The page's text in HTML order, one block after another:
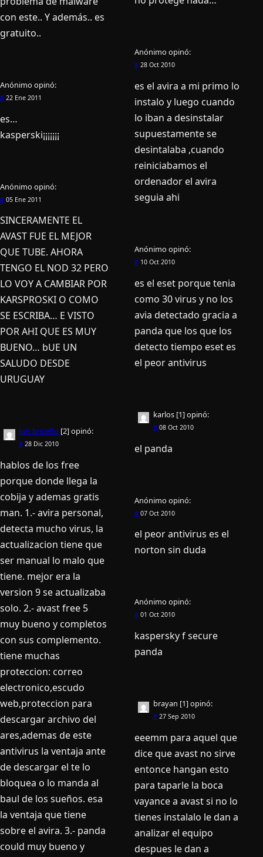
con este.. Y además.. es
gratuito..
Anónimo opinó:
# 22 Ene 2011
es…
kasperski¡¡¡¡¡¡¡
Anónimo opinó:
# 05 Ene 2011
SINCERAMENTE EL
AVAST FUE EL MEJOR
QUE TUBE. AHORA
TENGO EL NOD 32 PERO
LO VOY A CAMBIAR POR
KARSPROSKI O COMO
SE ESCRIBA… E VISTO
POR AHI QUE ES MUY
BUENO… bUE UN
SALUDO DESDE
URUGUAY
luis briceño [2]opinó:
# 28 Dic 2010
hablos de los free
porque donde llega la
cobija y ademas gratis
man. 1.- avira personal,
detecta mucho virus, la
actualizacion tiene que
ser manual lo malo que
tiene. mejor era la
version 9 se actualizaba
solo. 2.- avast free 5
muy bueno y completos
con sus complemento.
tiene muchas
proteccion: correo
electronico,escudo
web,proteccion para
descargar archivo del
ares,ademas de este
antivirus la ventaja ante
de descargar el te lo
bloquea o lo manda al
baul de los sueños. esa
la ventaja que tiene
sobre el avira. 3.- panda
could muy bueno y
Anónimo opinó:
#28 Oct 2010
es el avira a mi primo lo
instalo y luego cuando
lo iban a desinstalar
supuestamente se
desintalaba ,cuando
reiniciabamos el
ordenador el avira
seguia ahi
Anónimo opinó:
#10 Oct 2010
es el eset porque tenia
como 30 virus y no los
avia detectado gracia a
panda que los que los
detecto tiempo eset es
el peor antivirus
karlos [1]opinó:
#08 Oct 2010
el panda
Anónimo opinó:
#07 Oct 2010
el peor antivirus es el
norton sin duda
Anónimo opinó:
#01 Oct 2010
kaspersky f secure
panda
brayan [1]opinó:
#27 Sep 2010
eeemm para aquel que
dice que avast no sirve
entonce hangan esto
para taparle la boca
vayance a avast si no lo
tienes instalalo le dan a
analizar el equipo
despues le dan a